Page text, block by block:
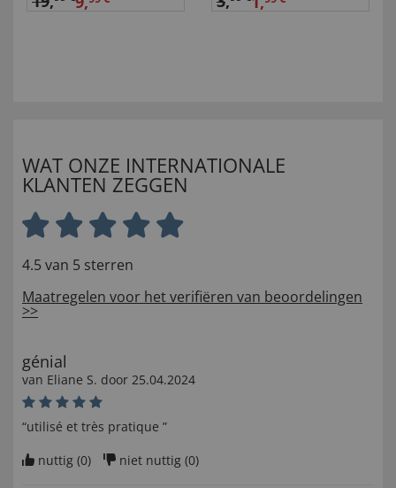
WAT ONZE INTERNATIONALE
KLANTEN ZEGGEN
4.5 van 5 sterren
Maatregelen voor het verifiëren van beoordelingen
>>
génial
van Eliane S. door 25.04.2024
“utilisé et très pratique ”
nuttig (0) niet nuttig (0)